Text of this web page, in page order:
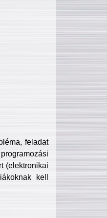
feladat
(elektronikai
kell